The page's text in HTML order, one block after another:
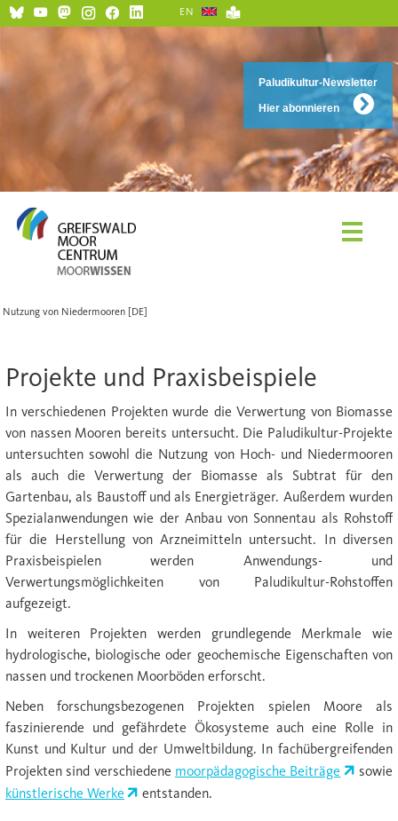
Paludikultur-Newsletter
Hier abonnieren
EN
Nutzung von Niedermooren [DE]
Projekte und Praxisbeispiele
In verschiedenen Projekten wurde die Verwertung von Biomasse
von nassen Mooren bereits untersucht. Die Paludikultur-Projekte
untersuchten sowohl die Nutzung von Hoch- und Niedermooren
als auch die Verwertung der Biomasse als Subtrat für den
Gartenbau, als Baustoff und als Energieträger. Außerdem wurden
Spezialanwendungen wie der Anbau von Sonnentau als Rohstoff
für die Herstellung von Arzneimitteln untersucht. In diversen
Praxisbeispielen werden Anwendungs- und
Verwertungsmöglichkeiten von Paludikultur-Rohstoffen
aufgezeigt.
In weiteren Projekten werden grundlegende Merkmale wie
hydrologische, biologische oder geochemische Eigenschaften von
nassen und trockenen Moorböden erforscht.
Neben forschungsbezogenen Projekten spielen Moore als
faszinierende und gefährdete Ökosysteme auch eine Rolle in
Kunst und Kultur und der Umweltbildung. In fachübergreifenden
Projekten sind verschiedene moorpädagogische Beiträge
sowie
künstlerische Werke
entstanden.